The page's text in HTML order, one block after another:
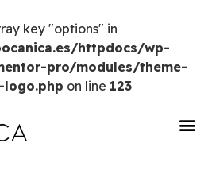
key "options" in
httpdocs/wp-
pro/modules/theme-
on line 123